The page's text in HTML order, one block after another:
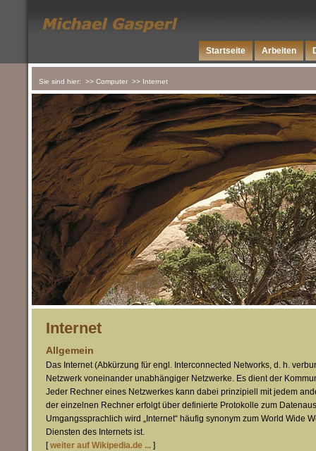
Sie sind hier: >> Computer >> Internet
Startseite Arbeiten
Internet
Allgemein
Das Internet (Abkürzung für engl. Interconnected Networks, d. h.
Netzwerk voneinander unabhängiger Netzwerke. Es dient der
Jeder Rechner eines Netzwerkes kann dabei prinzipiell mit jedem
der einzelnen Rechner erfolgt über definierte Protokolle zum
Umgangssprachlich wird „Internet“ häufig synonym zum World Wide
Diensten des Internets ist.
[weiter auf Wikipedia.de ... ]